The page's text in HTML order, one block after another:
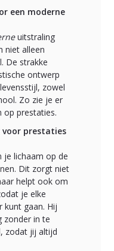
een moderne
uitstraling
niet alleen
De strakke
ontwerp
zowel
Zo zie je er
op prestaties.
voor prestaties
lichaam op de
Dit zorgt niet
helpt ook om
je elke
kunt gaan. Hij
zonder in te
zodat jij altijd